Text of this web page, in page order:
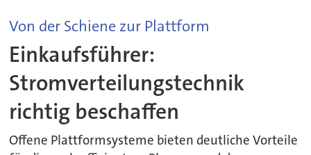
Von der Schiene zur Plattform
Einkaufsführer:
Stromverteilungstechnik
richtig beschaffen
Offene Plattformsysteme bieten deutliche Vorteile